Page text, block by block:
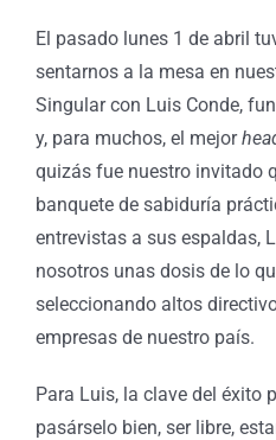
El pasado lunes 1 de abril
sentarnos a la mesa en
Singular con Luis Conde,
y, para muchos, el mejor
quizás fue nuestro invitado
banquete de sabiduría
entrevistas a sus espaldas,
nosotros unas dosis de lo
seleccionando altos
empresas de nuestro país.
Para Luis, la clave del éxito
pasárselo bien, ser libre,